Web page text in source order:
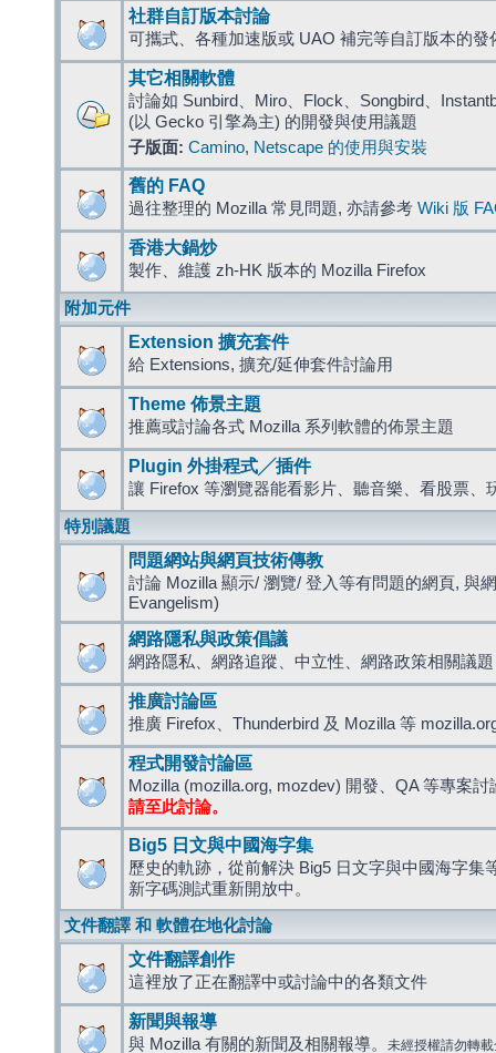
社群自訂版本討論
可攜式、各種加速版或 UAO 補完等自訂版本的發
其它相關軟體
討論如 Sunbird、Miro、Flock、Songbird、
(以 Gecko 引擎為主) 的開發與使用議題
子版面: Camino, Netscape 的使用與安裝
舊的 FAQ
過往整理的 Mozilla 常見問題, 亦請參考 Wiki 版
香港大鍋炒
製作、維護 zh-HK 版本的 Mozilla Firefox
附加元件
Extension 擴充套件
給 Extensions, 擴充/延伸套件討論用
Theme 佈景主題
推薦或討論各式 Mozilla 系列軟體的佈景主題
Plugin 外掛程式╱插件
讓 Firefox 等瀏覽器能看影片、聽音樂、看股票、
特別議題
問題網站與網頁技術傳教
討論 Mozilla 顯示/ 瀏覽/ 登入等有問題的網頁, 與
Evangelism)
網路隱私與政策倡議
網路隱私、網路追蹤、中立性、網路政策相關議題
推廣討論區
推廣 Firefox、Thunderbird 及 Mozilla 等
程式開發討論區
Mozilla (mozilla.org, mozdev) 開發、QA 等專案討
請至此討論。
Big5 日文與中國海字集
歷史的軌跡，從前解決 Big5 日文字與中國海字集
新字碼測試重新開放中。
文件翻譯 和 軟體在地化討論
文件翻譯創作
這裡放了正在翻譯中或討論中的各類文件
新聞與報導
與 Mozilla 有關的新聞及相關報導。 未經授權請勿轉